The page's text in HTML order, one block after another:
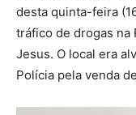
desta quinta-feira
tráfico de drogas na
Jesus. O local era
Polícia pela venda